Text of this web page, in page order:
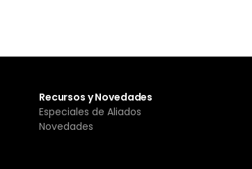
Recursos y Novedades
Especiales de Aliados
Novedades